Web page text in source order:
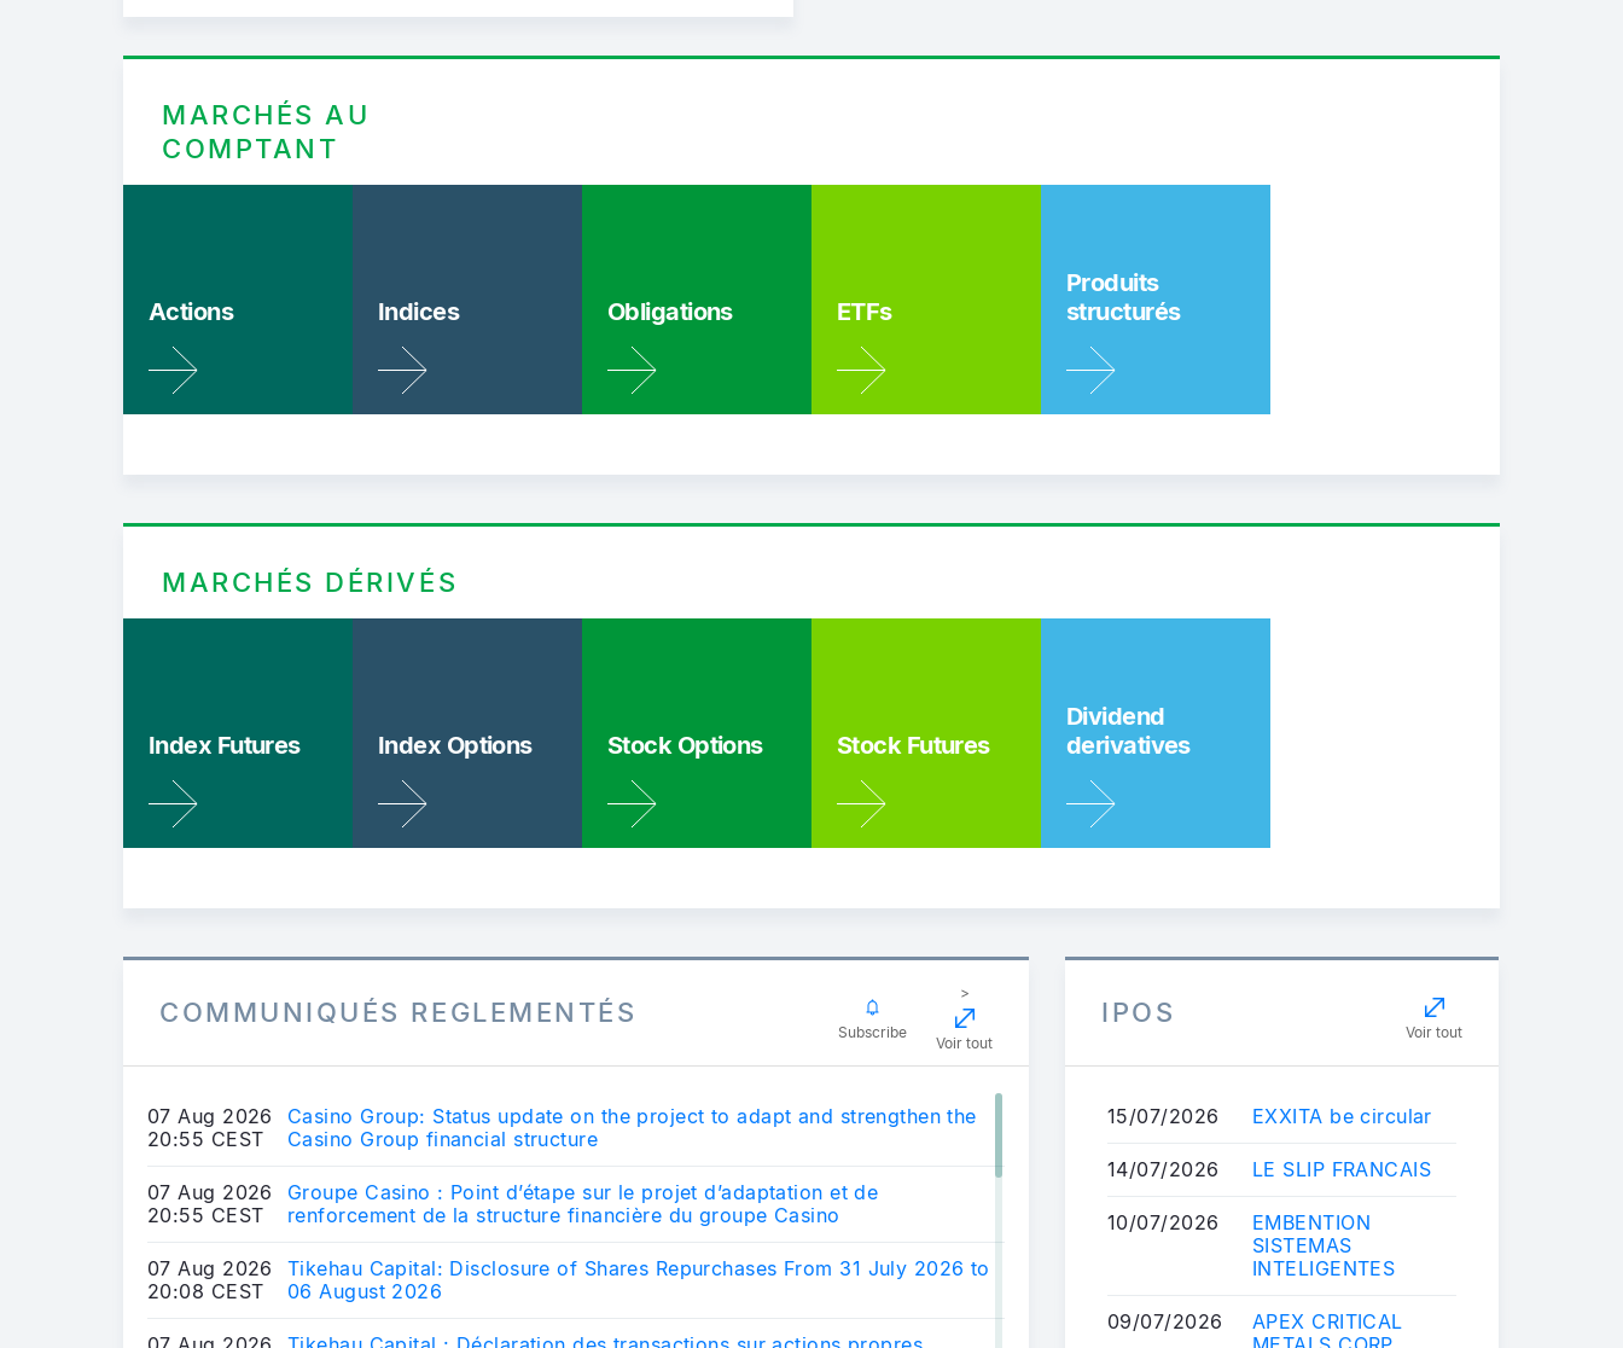
MARCHÉS AU
COMPTANT
Actions Indices Obligations ETFs
Produits
structurés
MARCHÉS DÉRIVÉS
Index Futures Index Options Stock Options Stock Futures
Dividend
derivatives
COMMUNIQUÉS REGLEMENTÉS
Subscribe
>
Voir tout
07 Aug 2026
20:55 CEST
Casino Group: Status update on the project to adapt and strengthen the
Casino Group financial structure
07 Aug 2026
20:55 CEST
Groupe Casino : Point d’étape sur le projet d’adaptation et de
renforcement de la structure financière du groupe Casino
07 Aug 2026
20:08 CEST
Tikehau Capital: Disclosure of Shares Repurchases From 31 July 2026 to
06 August 2026
IPOS
Voir tout
15/07/2026 EXXITA be circular
14/07/2026 LE SLIP FRANCAIS
10/07/2026
EMBENTION
SISTEMAS
INTELIGENTES
09/07/2026
APEX CRITICAL